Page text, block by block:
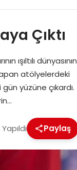
Çıktı
ışıltılı dünyasının
atölyelerdeki
yüzüne çıkardı.
Paylaş